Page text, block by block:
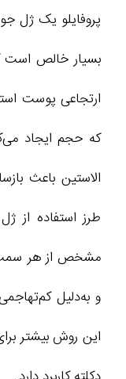
پروفایلو یک ژل
بسیار خالص است
ارتجاعی پوست
که حجم ایجاد
الاستین باعث
طرز استفاده از
مشخص از هر سمت
و به‌دلیل
این روش بیشتر